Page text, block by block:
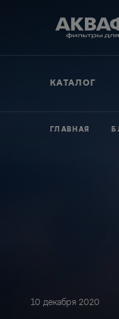
КАТАЛОГ
ГЛАВНАЯ
10 декабря 2020